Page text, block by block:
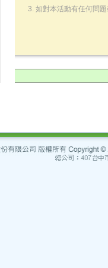
3. 如對本活動有任何問